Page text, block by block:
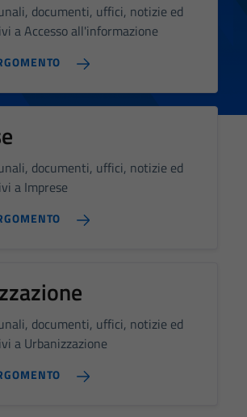
documenti, uffici, notizie ed
a Accesso all'informazione
documenti, uffici, notizie ed
a Imprese
documenti, uffici, notizie ed
a Urbanizzazione